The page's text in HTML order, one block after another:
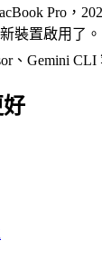
Pro，
裝置啟用了。
、Gemini